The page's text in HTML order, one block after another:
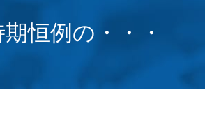
恒例の・・・